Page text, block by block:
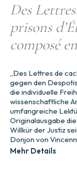
Des
prisons
composé
„Des Lettres de
gegen den
die individuelle
wissenschaftliche
umfangreiche
Originalausgabe
Willkür der Justiz
Donjon von
Mehr Details